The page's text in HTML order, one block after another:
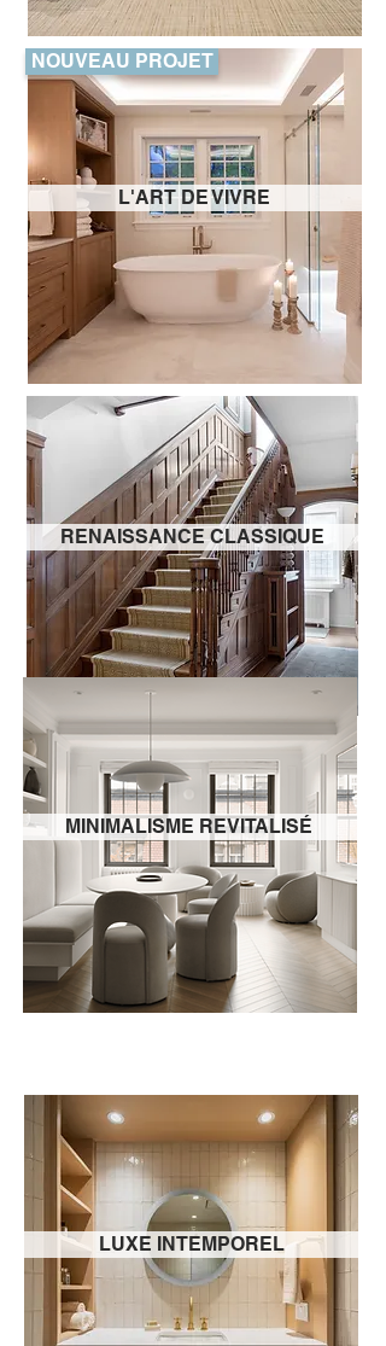
L'ART DE VIVRE
NOUVEAU PROJET
RENAISSANCE CLASSIQUE
MINIMALISME REVITALISÉ
LUXE INTEMPOREL